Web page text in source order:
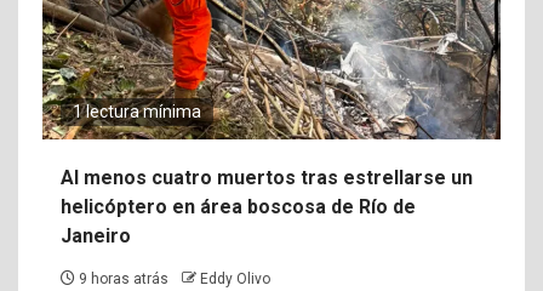
1 lectura mínima
Al menos cuatro muertos tras estrellarse un
helicóptero en área boscosa de Río de
Janeiro
9 horas atrás Eddy Olivo